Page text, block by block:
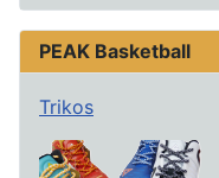
PEAK Basketball
Trikos